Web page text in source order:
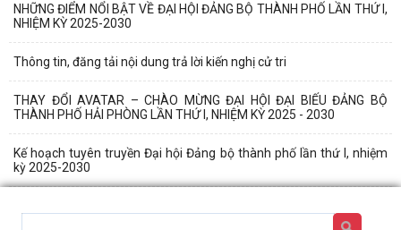
NHỮNG ĐIỂM NỔI BẬT VỀ ĐẠI HỘI ĐẢNG BỘ THÀNH PHỐ LẦN THỨ I,
NHIỆM KỲ 2025-2030
Thông tin, đăng tải nội dung trả lời kiến nghị cử tri
THAY ĐỔI AVATAR – CHÀO MỪNG ĐẠI HỘI ĐẠI BIẾU ĐẢNG BỘ
THÀNH PHỐ HẢI PHÒNG LẦN THỨ I, NHIỆM KỲ 2025 - 2030
Kế hoạch tuyên truyền Đại hội Đảng bộ thành phố lần thứ I, nhiệm
kỳ 2025-2030